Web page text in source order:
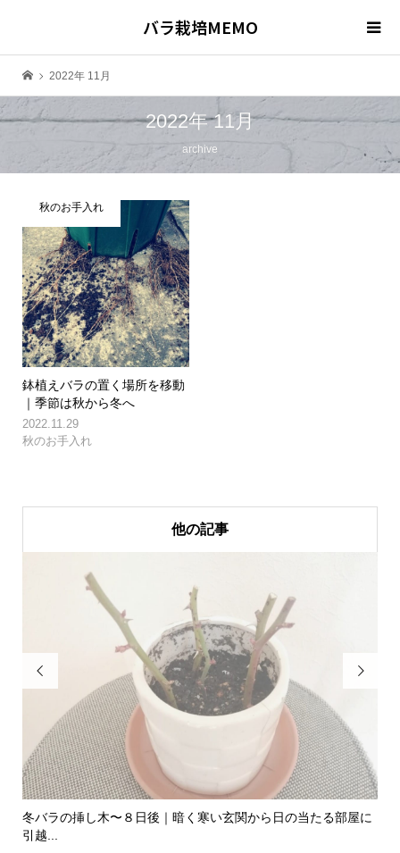
バラ栽培MEMO
2022年 11月
2022年 11月
archive
秋のお手入れ
鉢植えバラの置く場所を移動
｜季節は秋から冬へ
2022.11.29
秋のお手入れ
他の記事

冬バラの挿し木〜８日後｜暗く寒い玄関から日の当たる部屋に
引越...
